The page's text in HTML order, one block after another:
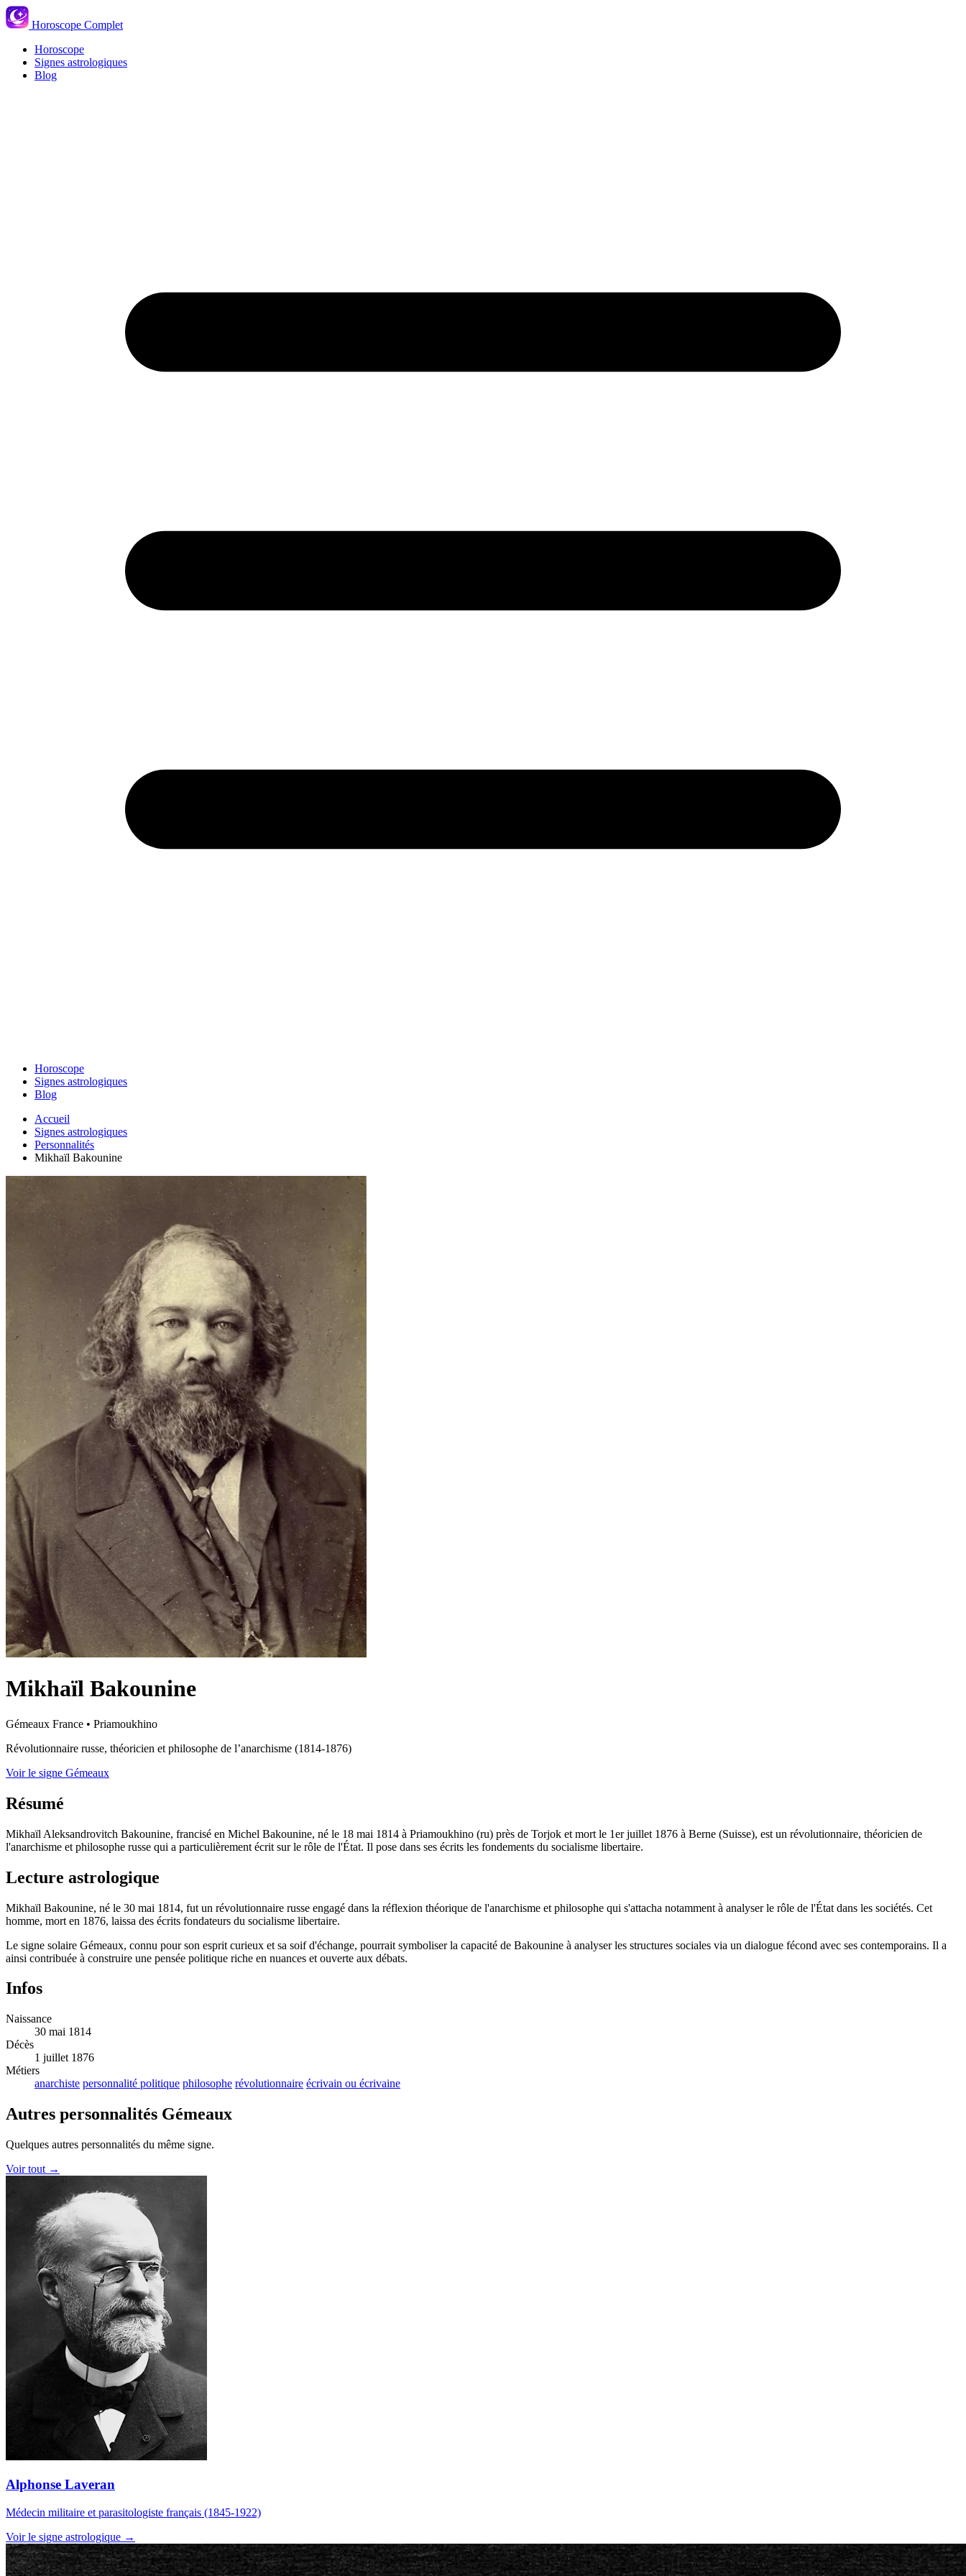
Horoscope Complet
Horoscope
Signes astrologiques
Blog
Horoscope
Signes astrologiques
Blog
Accueil
Signes astrologiques
Personnalités
Mikhaïl Bakounine
Mikhaïl Bakounine
Gémeaux France • Priamoukhino
Révolutionnaire russe, théoricien et philosophe de l’anarchisme (1814-1876)
Voir le signe Gémeaux
Résumé
Mikhaïl Aleksandrovitch Bakounine, francisé en Michel Bakounine, né le 18 mai 1814 à Priamoukhino (ru) près de Torjok et mort le 1er juillet 1876 à Berne (Suisse), est un révolutionnaire, théoricien de
l'anarchisme et philosophe russe qui a particulièrement écrit sur le rôle de l'État. Il pose dans ses écrits les fondements du socialisme libertaire.
Lecture astrologique
Mikhaïl Bakounine, né le 30 mai 1814, fut un révolutionnaire russe engagé dans la réflexion théorique de l'anarchisme et philosophe qui s'attacha notamment à analyser le rôle de l'État dans les sociétés. Cet
homme, mort en 1876, laissa des écrits fondateurs du socialisme libertaire.
Le signe solaire Gémeaux, connu pour son esprit curieux et sa soif d'échange, pourrait symboliser la capacité de Bakounine à analyser les structures sociales via un dialogue fécond avec ses contemporains. Il a
ainsi contribuée à construire une pensée politique riche en nuances et ouverte aux débats.
Infos
Naissance
30 mai 1814
Décès
1 juillet 1876
Métiers
anarchiste personnalité politique philosophe révolutionnaire écrivain ou écrivaine
Autres personnalités Gémeaux
Quelques autres personnalités du même signe.
Voir tout →
Alphonse Laveran
Médecin militaire et parasitologiste français (1845-1922)
Voir le signe astrologique →